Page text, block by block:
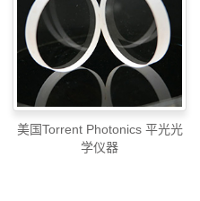
美国Torrent Photonics 平光光
学仪器